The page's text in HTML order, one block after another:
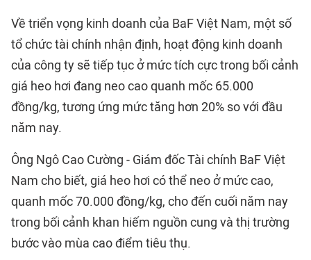
Về triển vọng kinh doanh của BaF Việt Nam, một số
tổ chức tài chính nhận định, hoạt động kinh doanh
của công ty sẽ tiếp tục ở mức tích cực trong bối cảnh
giá heo hơi đang neo cao quanh mốc 65.000
đồng/kg, tương ứng mức tăng hơn 20% so với đầu
năm nay.
Ông Ngô Cao Cường - Giám đốc Tài chính BaF Việt
Nam cho biết, giá heo hơi có thể neo ở mức cao,
quanh mốc 70.000 đồng/kg, cho đến cuối năm nay
trong bối cảnh khan hiếm nguồn cung và thị trường
bước vào mùa cao điểm tiêu thụ.